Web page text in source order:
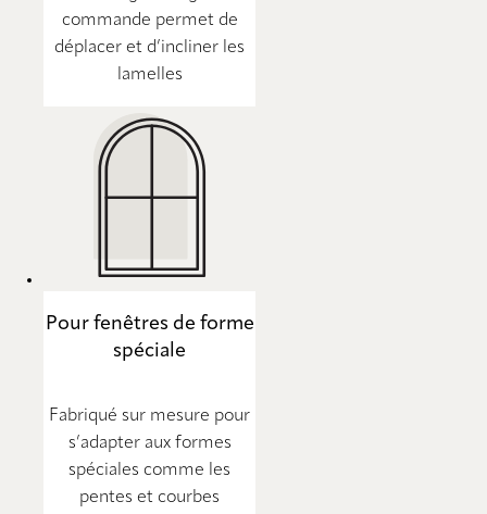
commande permet de
déplacer et d’incliner les
lamelles
Pour fenêtres de forme
spéciale
Fabriqué sur mesure pour
s’adapter aux formes
spéciales comme les
pentes et courbes